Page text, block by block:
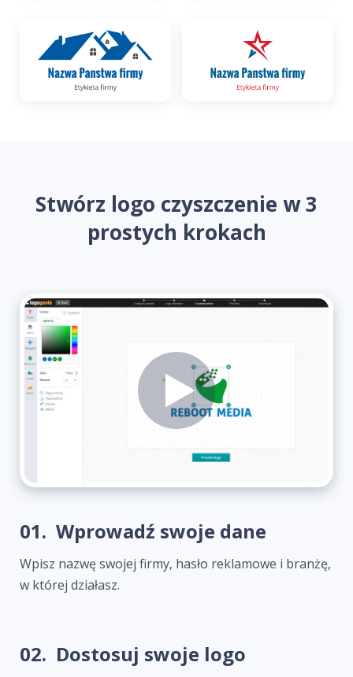
Stwórz logo czyszczenie w 3
prostych krokach
01. Wprowadź swoje dane
Wpisz nazwę swojej firmy, hasło reklamowe i branżę,
w której działasz.
02. Dostosuj swoje logo